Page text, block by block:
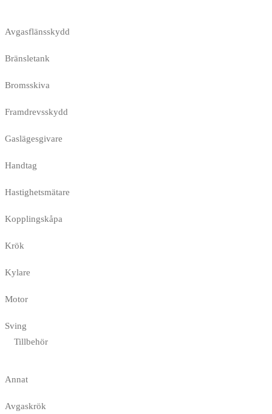
Avgasflänsskydd
Bränsletank
Bromsskiva
Framdrevsskydd
Gaslägesgivare
Handtag
Hastighetsmätare
Kopplingskåpa
Krök
Kylare
Motor
Sving
Tillbehör
Annat
Avgaskrök